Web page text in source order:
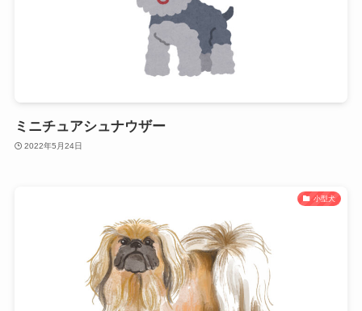
ミニチュアシュナウザー
2022年5月24日
小型犬